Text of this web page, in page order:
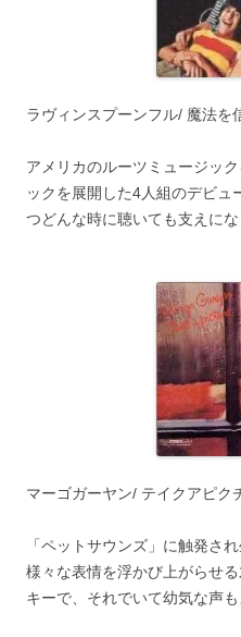
ラヴィンスプーンフル/ 魔法を
アメリカのルーツミュージッ
ックを展開した4人組のデビュ
つどんな時に聴いても支えにな
マーゴガーヤン/ テイクアピク
「ペットサウンズ」に触発さ
様々な表情を浮かび上がらせ
キーで、それでいて幼気な声も